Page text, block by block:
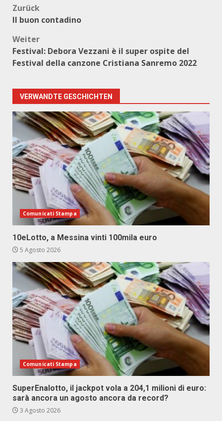
Beitragsnavigation
Zurück
Il buon contadino
Weiter
Festival: Debora Vezzani è il super ospite del
Festival della canzone Cristiana Sanremo 2022
VERWANDTE GESCHICHTEN
Comunicati Stampa
10eLotto, a Messina vinti 100mila euro
5 Agosto 2026
Comunicati Stampa
SuperEnalotto, il jackpot vola a 204,1 milioni di euro:
sarà ancora un agosto ancora da record?
3 Agosto 2026